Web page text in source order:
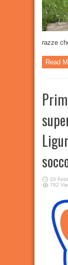
razze
Read
20
782